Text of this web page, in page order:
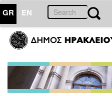
GR EN
ΤΟΠΟΣ
ΜΑΣ
Ανακοινώσεις
Αρχείο